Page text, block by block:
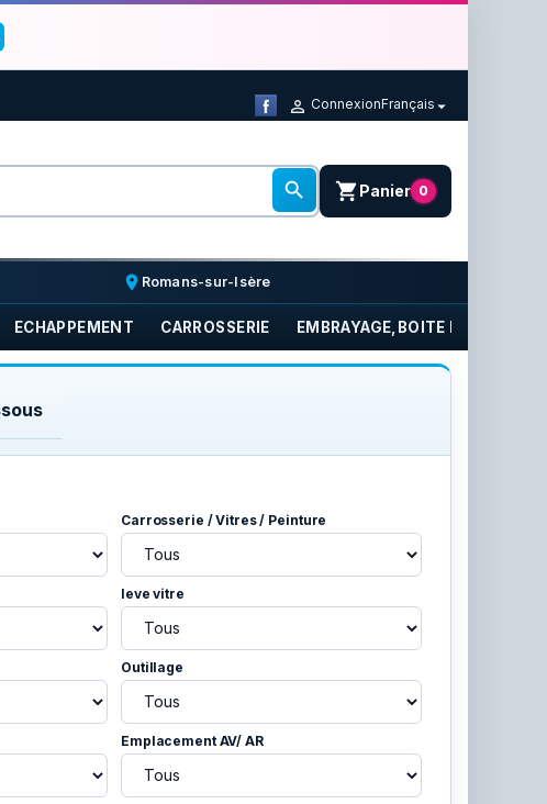
 ConnexionFrançais
 shopping_cartPanier 0
place Romans-sur-Isère
ECHAPPEMENT CARROSSERIE EMBRAYAGE,BOITE DE
Carrosserie / Vitres / Peinture
leve vitre
Outillage
Emplacement AV/ AR